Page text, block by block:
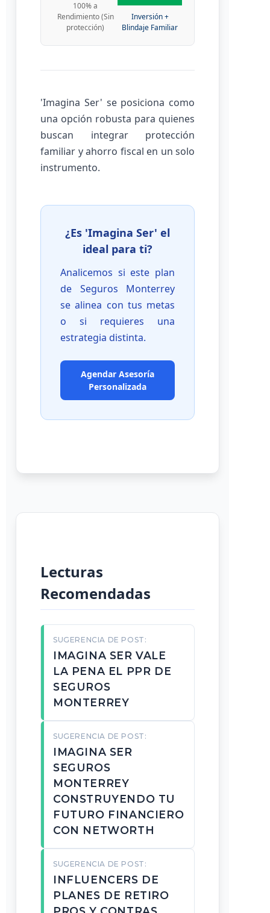
100% a
Rendimiento (Sin
protección)
Inversión +
Blindaje Familiar
'Imagina Ser' se posiciona como
una opción robusta para quienes
buscan integrar protección
familiar y ahorro fiscal en un solo
instrumento.
¿Es 'Imagina Ser' el
ideal para ti?
Analicemos si este plan
de Seguros Monterrey
se alinea con tus metas
o si requieres una
estrategia distinta.
Agendar Asesoría
Personalizada
Lecturas
Recomendadas
SUGERENCIA DE POST:
IMAGINA SER VALE
LA PENA EL PPR DE
SEGUROS
MONTERREY
SUGERENCIA DE POST:
IMAGINA SER
SEGUROS
MONTERREY
CONSTRUYENDO TU
FUTURO FINANCIERO
CON NETWORTH
SUGERENCIA DE POST:
INFLUENCERS DE
PLANES DE RETIRO